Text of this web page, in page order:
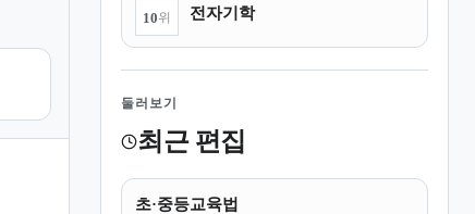
10위 전자기학
둘러보기
최근 편집
초·중등교육법